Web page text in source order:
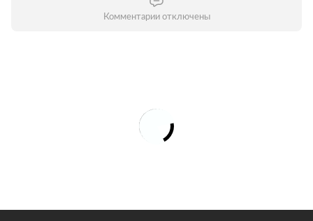
Комментарии отключены